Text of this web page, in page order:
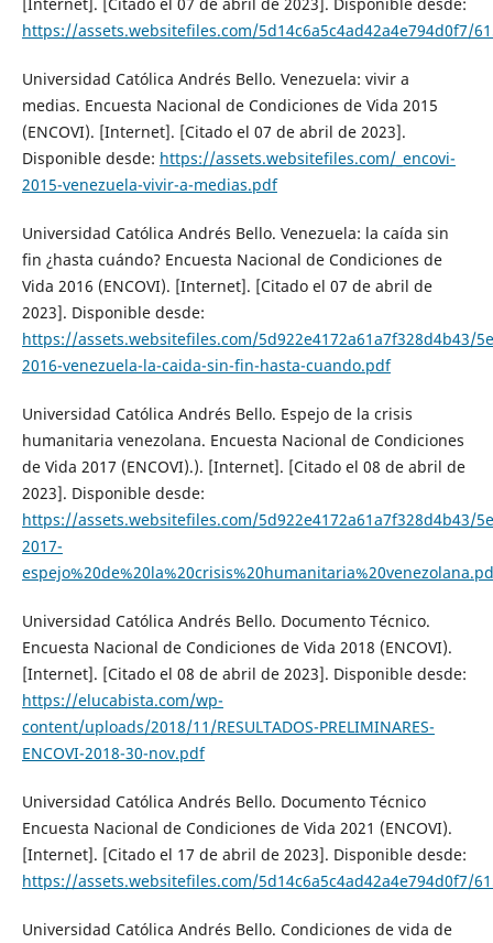
https://assets.websitefiles.com/5d14c6a5c4ad42a4e794d0f7/
Universidad Católica Andrés Bello. Venezuela: vivir a
medias. Encuesta Nacional de Condiciones de Vida 2015
(ENCOVI). [Internet]. [Citado el 07 de abril de 2023].
Disponible desde: https://assets.websitefiles.com/_encovi-
2015-venezuela-vivir-a-medias.pdf
Universidad Católica Andrés Bello. Venezuela: la caída sin
fin ¿hasta cuándo? Encuesta Nacional de Condiciones de
Vida 2016 (ENCOVI). [Internet]. [Citado el 07 de abril de
2023]. Disponible desde:
https://assets.websitefiles.com/5d922e4172a61a7f328d4b43/
2016-venezuela-la-caida-sin-fin-hasta-cuando.pdf
Universidad Católica Andrés Bello. Espejo de la crisis
humanitaria venezolana. Encuesta Nacional de Condiciones
de Vida 2017 (ENCOVI).). [Internet]. [Citado el 08 de abril de
2023]. Disponible desde:
https://assets.websitefiles.com/5d922e4172a61a7f328d4b43/
2017-
Universidad Católica Andrés Bello. Documento Técnico.
Encuesta Nacional de Condiciones de Vida 2018 (ENCOVI).
[Internet]. [Citado el 08 de abril de 2023]. Disponible desde:
https://elucabista.com/wp-
content/uploads/2018/11/RESULTADOS-PRELIMINARES-
ENCOVI-2018-30-nov.pdf
Universidad Católica Andrés Bello. Documento Técnico
Encuesta Nacional de Condiciones de Vida 2021 (ENCOVI).
[Internet]. [Citado el 17 de abril de 2023]. Disponible desde:
https://assets.websitefiles.com/5d14c6a5c4ad42a4e794d0f7/
Universidad Católica Andrés Bello. Condiciones de vida de